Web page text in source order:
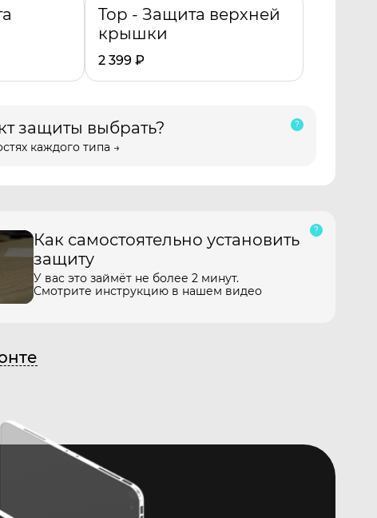
Top - Защита верхней
крышки
2 399 ₽
защиты выбрать?
каждого типа →
Как самостоятельно установить
защиту
У вас это займёт не более 2 минут.
Смотрите инструкцию в нашем видео